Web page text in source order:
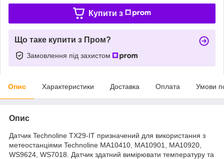
Купити з
Що таке купити з Пром?
Замовлення під захистом
Опис Характеристики Доставка Оплата Умови
Опис
Датчик Technoline TX29-IT призначений для використання з
метеостанціями Technoline MA10410, MA10901, MA10920,
WS9624, WS7018. Датчик здатний вимірювати температуру та